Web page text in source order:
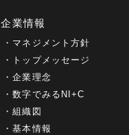
企業情報
マネジメント方針
トップメッセージ
企業理念
数字でみるNI+C
組織図
基本情報